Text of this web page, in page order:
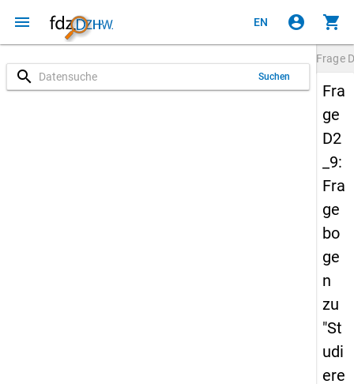
menu EN account_circle shopping_cart
search Suchen
Frage
Fra
ge
D2
_9:
Fra
ge
bo
ge
n
zu
"St
udi
ere